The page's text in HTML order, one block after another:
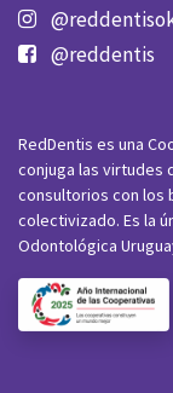
@reddentis
RedDentis es una
conjuga las virtudes
consultorios con los
colectivizado. Es la
Odontológica